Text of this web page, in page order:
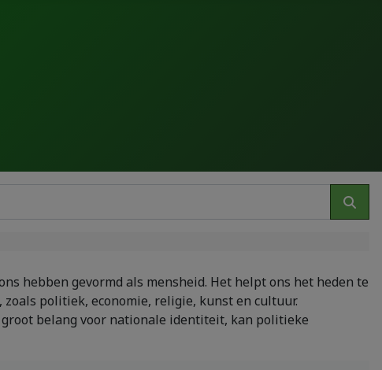
hebben gevormd als mensheid. Het helpt ons het heden te
politiek, economie, religie, kunst en cultuur.
belang voor nationale identiteit, kan politieke